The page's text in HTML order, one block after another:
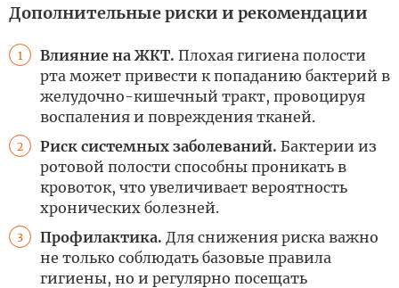
Дополнительные риски и рекомендации
1 Влияние на ЖКТ. Плохая гигиена полости
рта может привести к попаданию бактерий в
желудочно-кишечный тракт, провоцируя
воспаления и повреждения тканей.
2 Риск системных заболеваний. Бактерии из
ротовой полости способны проникать в
кровоток, что увеличивает вероятность
хронических болезней.
3 Профилактика. Для снижения риска важно
не только соблюдать базовые правила
гигиены, но и регулярно посещать